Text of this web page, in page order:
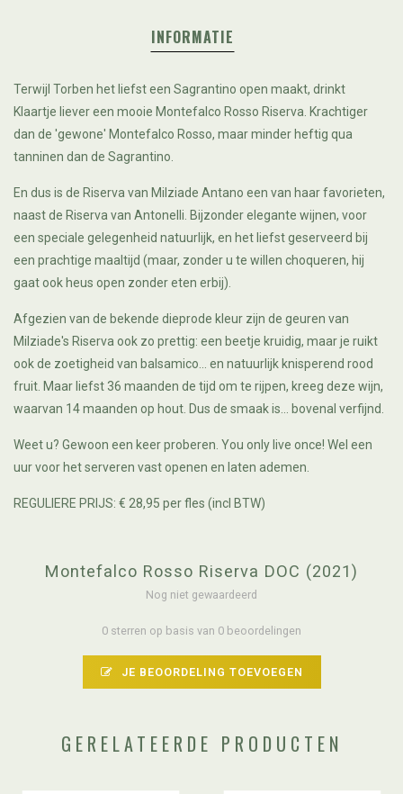
INFORMATIE
Terwijl Torben het liefst een Sagrantino open maakt, drinkt
Klaartje liever een mooie Montefalco Rosso Riserva. Krachtiger
dan de 'gewone' Montefalco Rosso, maar minder heftig qua
tanninen dan de Sagrantino.
En dus is de Riserva van Milziade Antano een van haar favorieten,
naast de Riserva van Antonelli. Bijzonder elegante wijnen, voor
een speciale gelegenheid natuurlijk, en het liefst geserveerd bij
een prachtige maaltijd (maar, zonder u te willen choqueren, hij
gaat ook heus open zonder eten erbij).
Afgezien van de bekende dieprode kleur zijn de geuren van
Milziade's Riserva ook zo prettig: een beetje kruidig, maar je ruikt
ook de zoetigheid van balsamico... en natuurlijk knisperend rood
fruit. Maar liefst 36 maanden de tijd om te rijpen, kreeg deze wijn,
waarvan 14 maanden op hout. Dus de smaak is... bovenal verfijnd.
Weet u? Gewoon een keer proberen. You only live once! Wel een
uur voor het serveren vast openen en laten ademen.
REGULIERE PRIJS: € 28,95 per fles (incl BTW)
Montefalco Rosso Riserva DOC (2021)
Nog niet gewaardeerd
0 sterren op basis van 0 beoordelingen
JE BEOORDELING TOEVOEGEN
GERELATEERDE PRODUCTEN